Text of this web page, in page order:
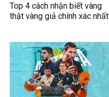
Top 4 cách nhận biết vàng
thật vàng giả chính xác nhất